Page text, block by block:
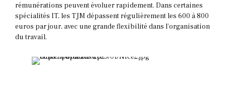
rémunérations peuvent évoluer rapidement. Dans certaines
spécialités IT, les TJM dépassent régulièrement les 600 à 800
euros par jour, avec une grande flexibilité dans l’organisation
du travail.